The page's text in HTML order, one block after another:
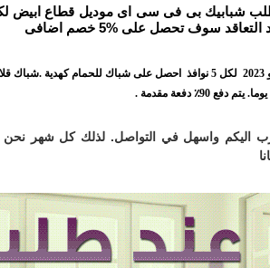
سوف تحصل على %5 خصم اضافى
2023 لكل 5 نوافذ احصل على شباك للحمام كهدية .شباك قلاب مع زجاج سنجل مصنفر وسلك ناموس متحركة
اليكم واسهل في التواصل. لذلك كل شهر نحن